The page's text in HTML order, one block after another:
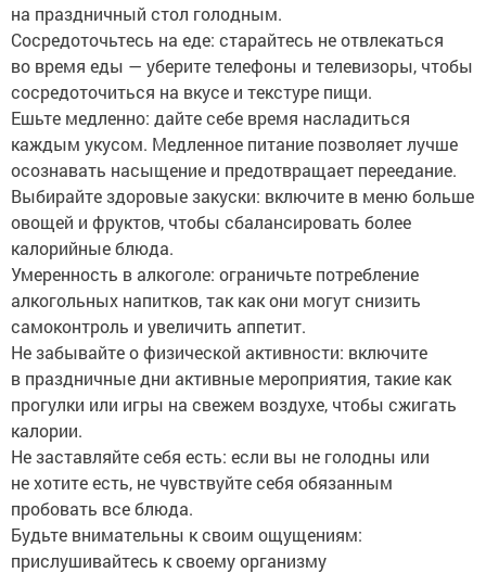
на праздничный стол голодным.
Сосредоточьтесь на еде: старайтесь не отвлекаться
во время еды — уберите телефоны и телевизоры, чтобы
сосредоточиться на вкусе и текстуре пищи.
Ешьте медленно: дайте себе время насладиться
каждым укусом. Медленное питание позволяет лучше
осознавать насыщение и предотвращает переедание.
Выбирайте здоровые закуски: включите в меню больше
овощей и фруктов, чтобы сбалансировать более
калорийные блюда.
Умеренность в алкоголе: ограничьте потребление
алкогольных напитков, так как они могут снизить
самоконтроль и увеличить аппетит.
Не забывайте о физической активности: включите
в праздничные дни активные мероприятия, такие как
прогулки или игры на свежем воздухе, чтобы сжигать
калории.
Не заставляйте себя есть: если вы не голодны или
не хотите есть, не чувствуйте себя обязанным
пробовать все блюда.
Будьте внимательны к своим ощущениям:
прислушивайтесь к своему организму